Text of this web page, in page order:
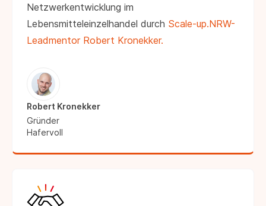
Netzwerkentwicklung im
Lebensmitteleinzelhandel durch Scale-up.NRW-
Leadmentor Robert Kronekker.
Robert Kronekker
Gründer
Hafervoll